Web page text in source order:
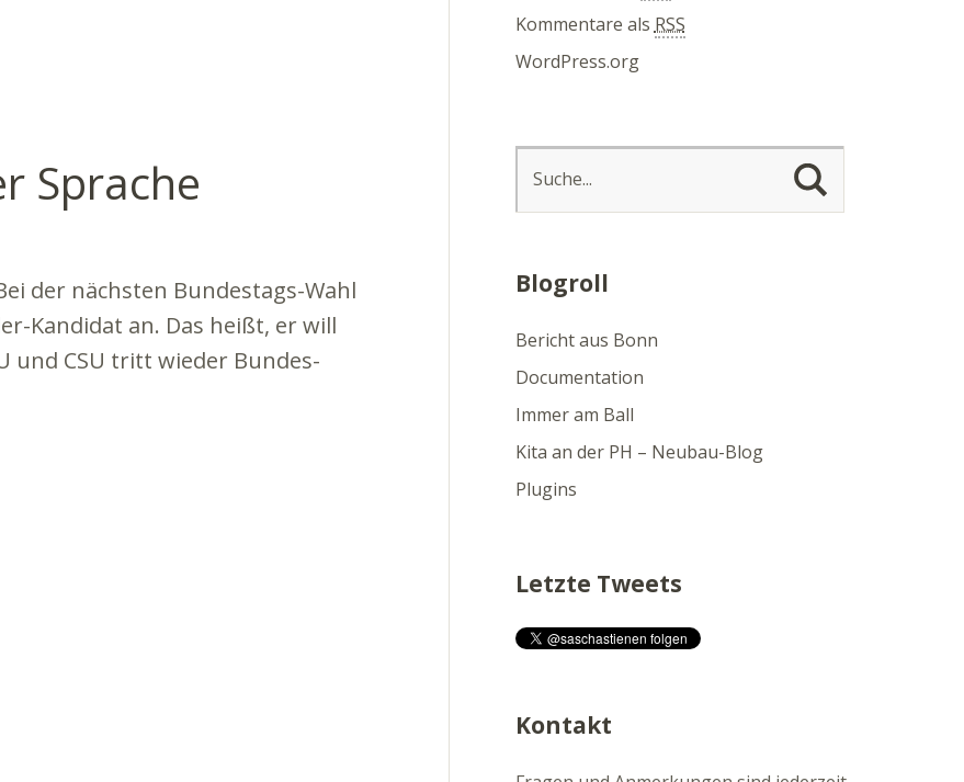
Sprache
der nächsten Bundestags-Wahl
Kandidat an. Das heißt, er will
und CSU tritt wieder Bundes-
Kommentare als RSS
WordPress.org
Blogroll
Bericht aus Bonn
Documentation
Immer am Ball
Kita an der PH – Neubau-Blog
Plugins
Letzte Tweets
Kontakt